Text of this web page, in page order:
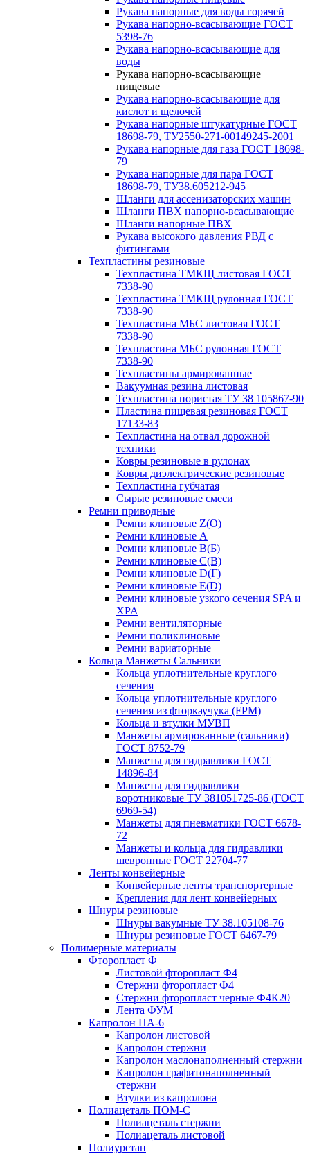
Рукава напорные для воды горячей
Рукава напорно-всасывающие ГОСТ
5398-76
Рукава напорно-всасывающие для
воды
Рукава напорно-всасывающие
пищевые
Рукава напорно-всасывающие для
кислот и щелочей
Рукава напорные штукатурные ГОСТ
18698-79, ТУ2550-271-00149245-2001
Рукава напорные для газа ГОСТ 18698-
79
Рукава напорные для пара ГОСТ
18698-79, ТУ38.605212-945
Шланги для ассенизаторских машин
Шланги ПВХ напорно-всасывающие
Шланги напорные ПВХ
Рукава высокого давления РВД с
фитингами
Техпластины резиновые
Техпластина ТМКЩ листовая ГОСТ
7338-90
Техпластина ТМКЩ рулонная ГОСТ
7338-90
Техпластина МБС листовая ГОСТ
7338-90
Техпластина МБС рулонная ГОСТ
7338-90
Техпластины армированные
Вакуумная резина листовая
Техпластина пористая ТУ 38 105867-90
Пластина пищевая резиновая ГОСТ
17133-83
Техпластина на отвал дорожной
техники
Ковры резиновые в рулонах
Ковры диэлектрические резиновые
Техпластина губчатая
Сырые резиновые смеси
Ремни приводные
Ремни клиновые Z(О)
Ремни клиновые A
Ремни клиновые B(Б)
Ремни клиновые C(В)
Ремни клиновые D(Г)
Ремни клиновые Е(D)
Ремни клиновые узкого сечения SPA и
XPA
Ремни вентиляторные
Ремни поликлиновые
Ремни вариаторные
Кольца Манжеты Сальники
Кольца уплотнительные круглого
сечения
Кольца уплотнительные круглого
сечения из фторкаучука (FPM)
Кольца и втулки МУВП
Манжеты армированные (сальники)
ГОСТ 8752-79
Манжеты для гидравлики ГОСТ
14896-84
Манжеты для гидравлики
воротниковые ТУ 381051725-86 (ГОСТ
6969-54)
Манжеты для пневматики ГОСТ 6678-
72
Манжеты и кольца для гидравлики
шевронные ГОСТ 22704-77
Ленты конвейерные
Конвейерные ленты транспортерные
Крепления для лент конвейерных
Шнуры резиновые
Шнуры вакумные ТУ 38.105108-76
Шнуры резиновые ГОСТ 6467-79
Полимерные материалы
Фторопласт Ф
Листовой фторопласт Ф4
Стержни фторопласт Ф4
Стержни фторопласт черные Ф4К20
Лента ФУМ
Капролон ПА-6
Капролон листовой
Капролон стержни
Капролон маслонаполненный стержни
Капролон графитонаполненный
стержни
Втулки из капролона
Полиацеталь ПОМ-С
Полиацеталь стержни
Полиацеталь листовой
Полиуретан